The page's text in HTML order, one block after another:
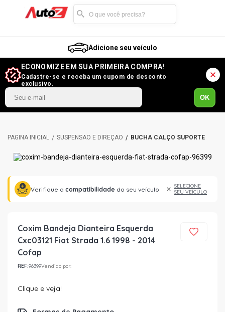
Adicione seu veículo
ECONOMIZE EM SUA PRIMEIRA COMPRA!
Cadastre-se e receba um cupom de desconto
exclusivo.
OK
SUSPENSÃO E DIREÇÃO BUCHA CALÇO SUPORTE
Verifique a compatibilidade do seu veículo
SELECIONE
SEU VEÍCULO
Coxim Bandeja Dianteira Esquerda
Cxc03121 Fiat Strada 1.6 1998 - 2014
Cofap
REF:96399Vendido por:
Clique e veja!